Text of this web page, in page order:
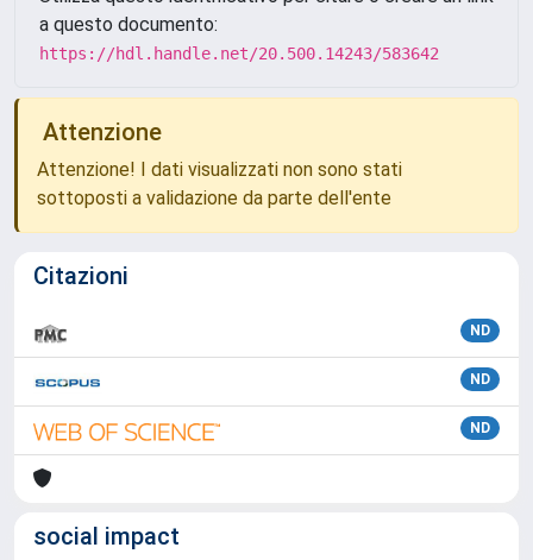
a questo documento:
https://hdl.handle.net/20.500.14243/583642
Attenzione
Attenzione! I dati visualizzati non sono stati
sottoposti a validazione da parte dell'ente
Citazioni
ND
ND
ND
social impact